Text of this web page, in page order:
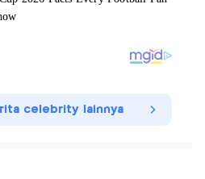
celebrity lainnya